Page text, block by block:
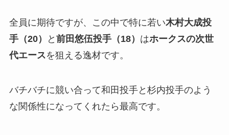
全員に期待ですが、この中で特に若い木村大成投
手（20）
と 前田悠伍投手（18） はホークスの次世
代エースを狙える逸材です。
バチバチに競い合って和田投手と杉内投手のよう
な関係性になってくれたら最高です。